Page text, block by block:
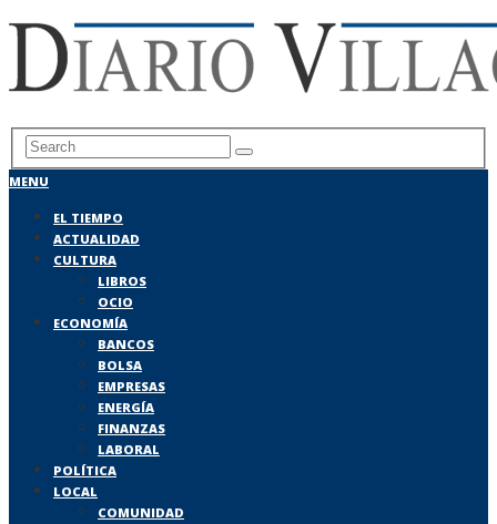
MENU
EL TIEMPO
ACTUALIDAD
CULTURA
LIBROS
OCIO
ECONOMÍA
BANCOS
BOLSA
EMPRESAS
ENERGÍA
FINANZAS
LABORAL
POLÍTICA
LOCAL
COMUNIDAD